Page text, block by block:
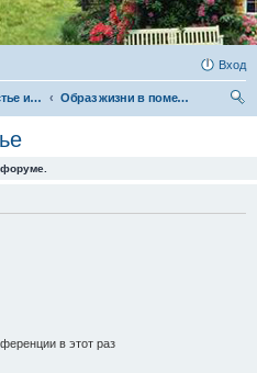
Вход
Родовое поместье и родовое поселение
Образ жизни в поместье
в этот раз